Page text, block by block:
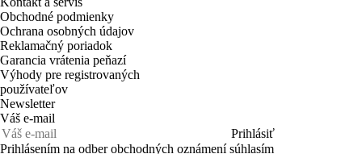
Obchodné podmienky
Ochrana osobných údajov
Reklamačný poriadok
Garancia vrátenia peňazí
Výhody pre registrovaných
používateľov
Newsletter
Váš e-mail
Prihlásiť
Prihlásením na odber obchodných oznámení súhlasím